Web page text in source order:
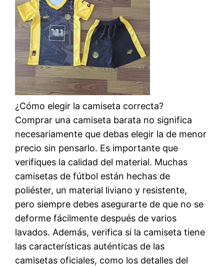
¿Cómo elegir la camiseta correcta?
Comprar una camiseta barata no significa
necesariamente que debas elegir la de menor
precio sin pensarlo. Es importante que
verifiques la calidad del material. Muchas
camisetas de fútbol están hechas de
poliéster, un material liviano y resistente,
pero siempre debes asegurarte de que no se
deforme fácilmente después de varios
lavados. Además, verifica si la camiseta tiene
las características auténticas de las
camisetas oficiales, como los detalles del